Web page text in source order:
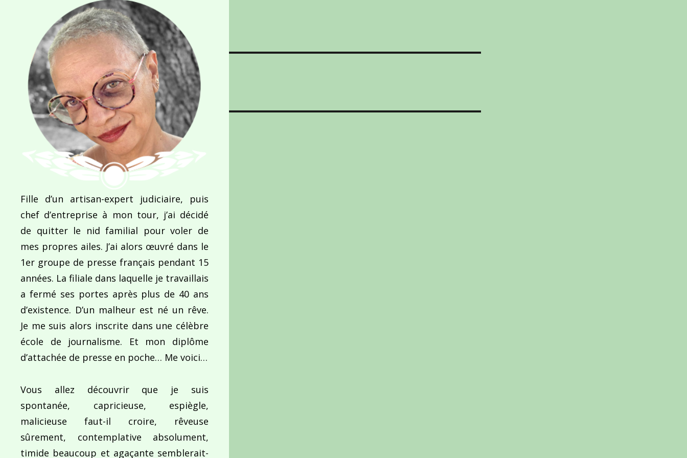
Navigation
l’article
PUBLIÉ DANS
Culture Sport
Fille d’un artisan-expert judiciaire, puis
chef d’entreprise à mon tour, j’ai décidé
de quitter le nid familial pour voler de
mes propres ailes. J’ai alors œuvré dans le
1er groupe de presse français pendant 15
années. La filiale dans laquelle je travaillais
a fermé ses portes après plus de 40 ans
d’existence. D’un malheur est né un rêve.
Je me suis alors inscrite dans une célèbre
école de journalisme. Et mon diplôme
d’attachée de presse en poche… Me voici…
Vous allez découvrir que je suis
spontanée, capricieuse, espiègle,
malicieuse faut-il croire, rêveuse
sûrement, contemplative absolument,
timide beaucoup et agaçante semblerait-